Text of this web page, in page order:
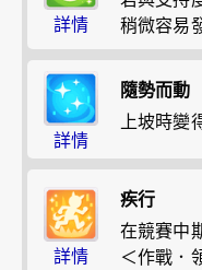
詳情
稍微容易
詳情
隨勢而動
上坡時變
詳情
疾行
在競賽中
＜作戰．